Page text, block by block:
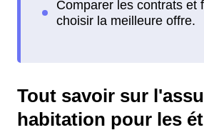
Tout savoir sur
habitation pour les